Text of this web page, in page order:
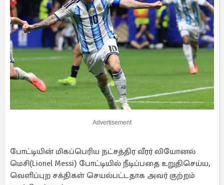
Advertisement
போட்டியின் மிகப்பெரிய நட்சத்திர வீரர் லியோனல்
மெசி(Lionel Messi) போட்டியில் நீடிப்பதை உறுதிசெய்ய,
வெளிப்புற சக்திகள் செயல்பட்டதாக அவர் குற்றம்